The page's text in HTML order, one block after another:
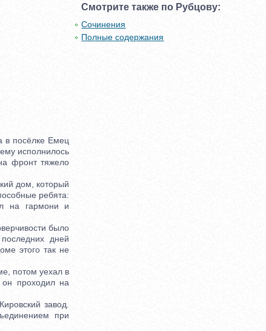
в посёлке Емец
исполнилось
фронт тяжело
дом, который
ребята:
на гармони и
было
дней
этого так не
потом уехал в
проходил на
завод.
при
Смотрите также по Рубцову:
Сочинения
Полные содержания